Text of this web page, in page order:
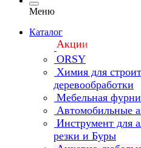
Меню
Каталог
Акции
ORSY
Химия для
деревообработки
Мебельная
Автомобильные
Инструмент для
резки и Буры